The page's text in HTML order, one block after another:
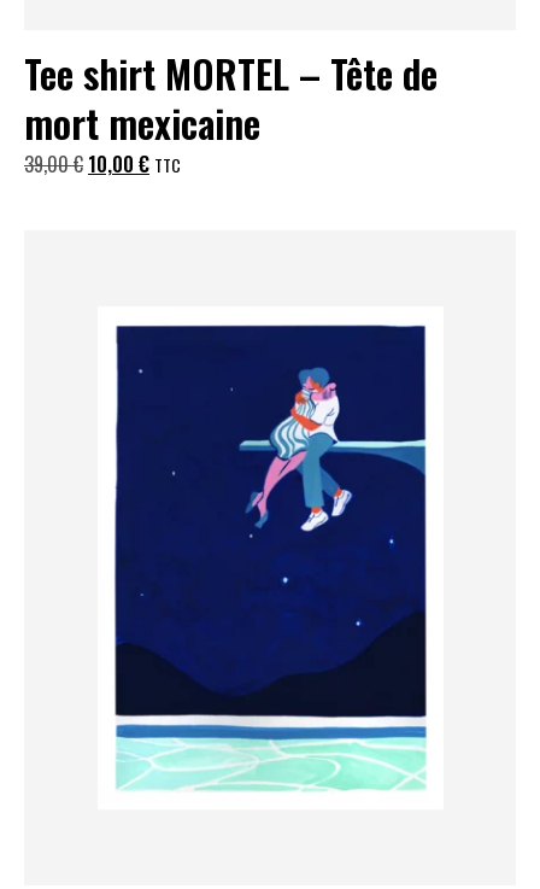
Tee shirt MORTEL – Tête de
mort mexicaine
39,00€ Le
10,00 €LeTTC